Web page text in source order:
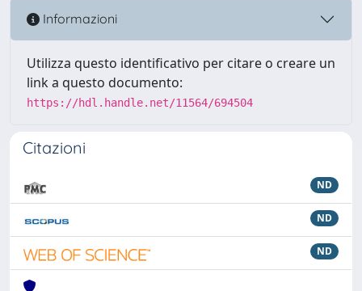
Informazioni
Utilizza questo identificativo per citare o creare un
link a questo documento:
https://hdl.handle.net/11564/694504
Citazioni
ND
ND
ND